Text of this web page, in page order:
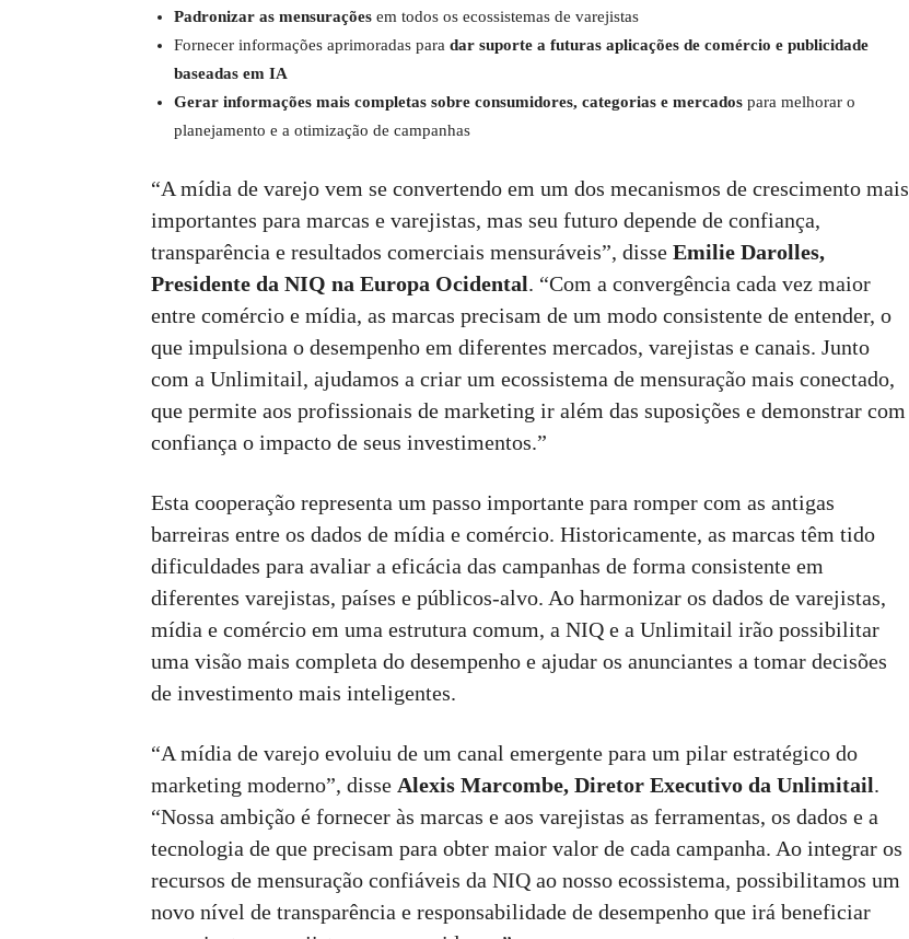
Padronizar as mensurações em todos os ecossistemas de varejistas
Fornecer informações aprimoradas para dar suporte a futuras aplicações de comércio e publicidade
baseadas em IA
Gerar informações mais completas sobre consumidores, categorias e mercados para melhorar o
planejamento e a otimização de campanhas
“A mídia de varejo vem se convertendo em um dos mecanismos de crescimento mais
importantes para marcas e varejistas, mas seu futuro depende de confiança,
transparência e resultados comerciais mensuráveis”, disse Emilie Darolles,
Presidente da NIQ na Europa Ocidental. “Com a convergência cada vez maior
entre comércio e mídia, as marcas precisam de um modo consistente de entender, o
que impulsiona o desempenho em diferentes mercados, varejistas e canais. Junto
com a Unlimitail, ajudamos a criar um ecossistema de mensuração mais conectado,
que permite aos profissionais de marketing ir além das suposições e demonstrar com
confiança o impacto de seus investimentos.”
Esta cooperação representa um passo importante para romper com as antigas
barreiras entre os dados de mídia e comércio. Historicamente, as marcas têm tido
dificuldades para avaliar a eficácia das campanhas de forma consistente em
diferentes varejistas, países e públicos-alvo. Ao harmonizar os dados de varejistas,
mídia e comércio em uma estrutura comum, a NIQ e a Unlimitail irão possibilitar
uma visão mais completa do desempenho e ajudar os anunciantes a tomar decisões
de investimento mais inteligentes.
“A mídia de varejo evoluiu de um canal emergente para um pilar estratégico do
marketing moderno”, disse Alexis Marcombe, Diretor Executivo da Unlimitail.
“Nossa ambição é fornecer às marcas e aos varejistas as ferramentas, os dados e a
tecnologia de que precisam para obter maior valor de cada campanha. Ao integrar os
recursos de mensuração confiáveis ​​da NIQ ao nosso ecossistema, possibilitamos um
novo nível de transparência e responsabilidade de desempenho que irá beneficiar